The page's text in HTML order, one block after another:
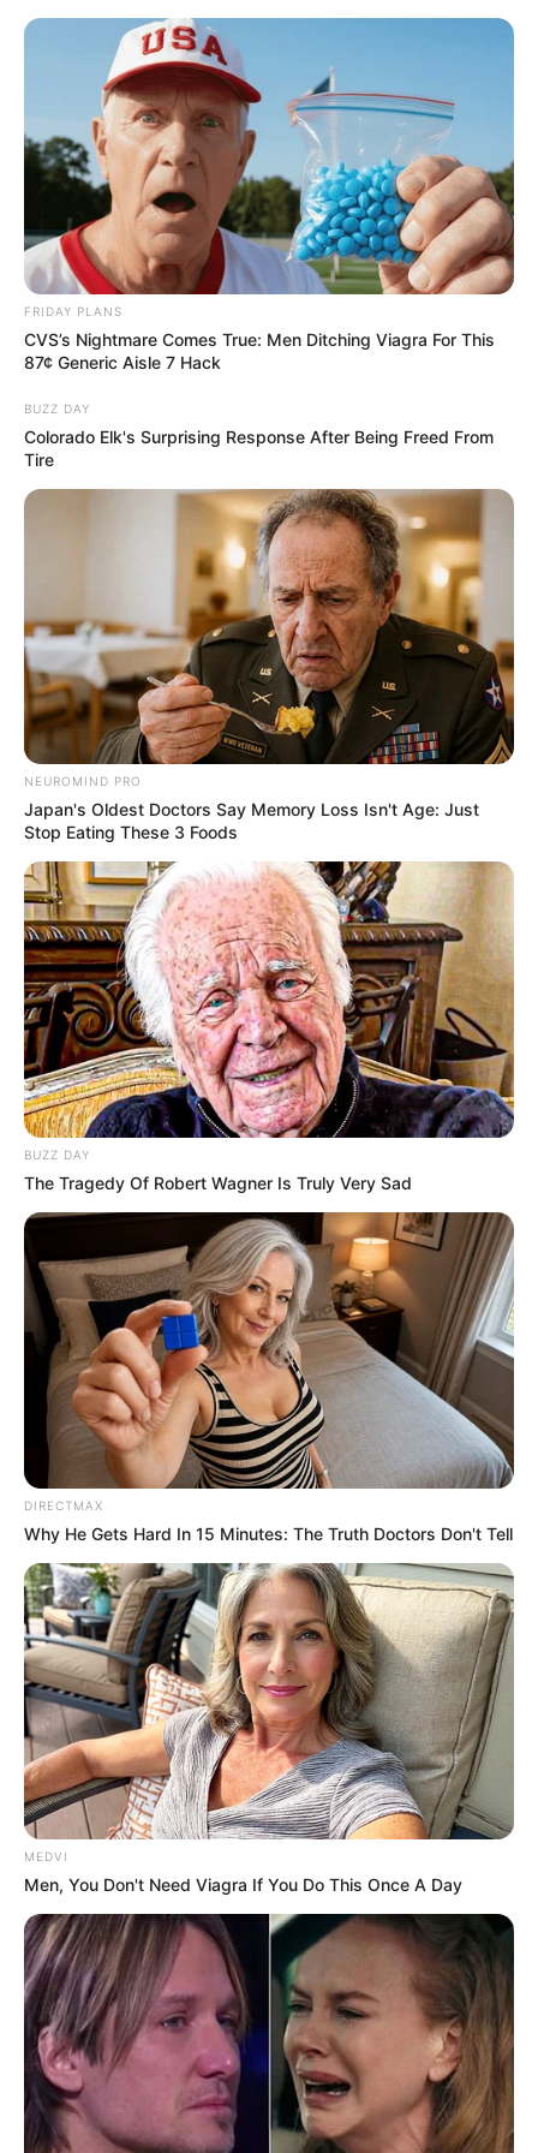
FRIDAY PLANS
CVS’s Nightmare Comes True: Men Ditching Viagra For This
87¢ Generic Aisle 7 Hack
BUZZ DAY
Colorado Elk's Surprising Response After Being Freed From
Tire
NEUROMIND PRO
Japan's Oldest Doctors Say Memory Loss Isn't Age: Just
Stop Eating These 3 Foods
BUZZ DAY
The Tragedy Of Robert Wagner Is Truly Very Sad
DIRECTMAX
Why He Gets Hard In 15 Minutes: The Truth Doctors Don't Tell
MEDVI
Men, You Don't Need Viagra If You Do This Once A Day